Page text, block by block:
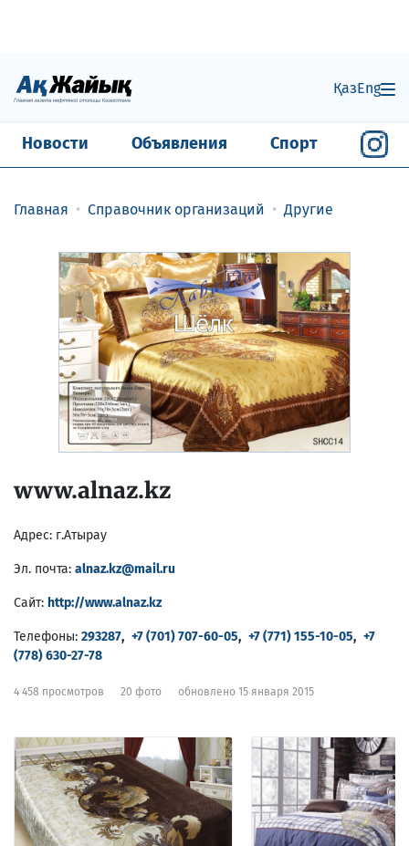
ҚазEng
Новости Объявления Спорт
Главная Справочник организаций Другие
www.alnaz.kz
Адрес: г.Атырау
Эл. почта: alnaz.kz@mail.ru
Сайт: http://www.alnaz.kz
Телефоны: 293287, +7 (701) 707-60-05, +7 (771) 155-10-05, +7
(778) 630-27-78
4 458 просмотров 20 фото обновлено 15 января 2015